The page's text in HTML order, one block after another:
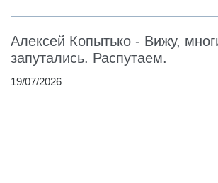
Алексей Копытько - Вижу,
запутались. Распутаем.
19/07/2026